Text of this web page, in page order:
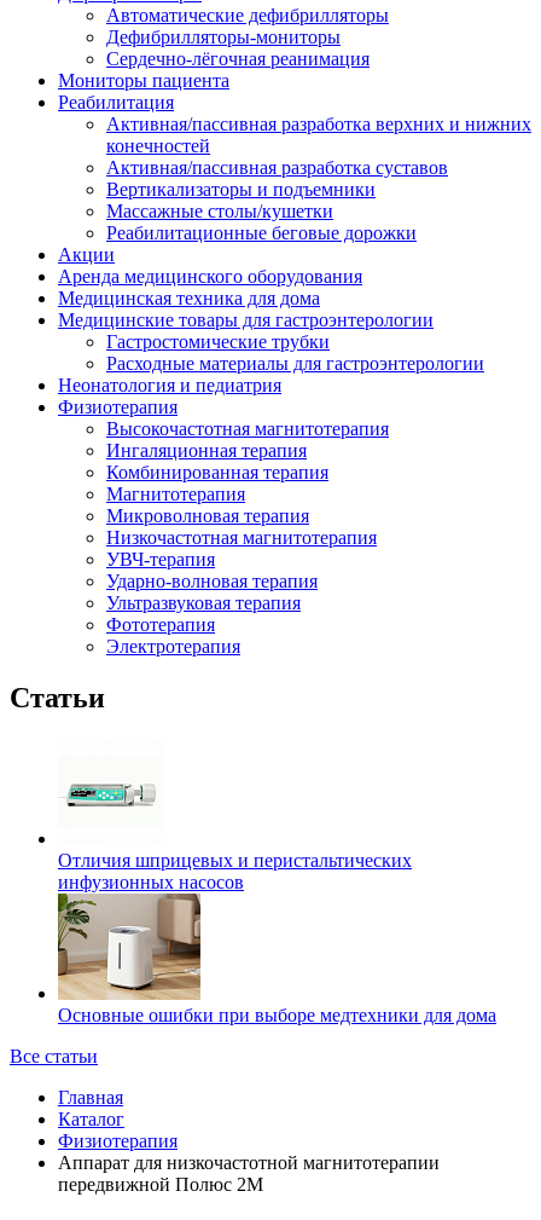
Автоматические дефибрилляторы
Дефибрилляторы-мониторы
Сердечно-лёгочная реанимация
Мониторы пациента
Реабилитация
Активная/пассивная разработка верхних и нижних
конечностей
Активная/пассивная разработка суставов
Вертикализаторы и подъемники
Массажные столы/кушетки
Реабилитационные беговые дорожки
Акции
Аренда медицинского оборудования
Медицинская техника для дома
Медицинские товары для гастроэнтерологии
Гастростомические трубки
Расходные материалы для гастроэнтерологии
Неонатология и педиатрия
Физиотерапия
Высокочастотная магнитотерапия
Ингаляционная терапия
Комбинированная терапия
Магнитотерапия
Микроволновая терапия
Низкочастотная магнитотерапия
УВЧ-терапия
Ударно-волновая терапия
Ультразвуковая терапия
Фототерапия
Электротерапия
Статьи
Отличия шприцевых и перистальтических
инфузионных насосов
Основные ошибки при выборе медтехники для дома
Все статьи
Главная
Каталог
Физиотерапия
Аппарат для низкочастотной магнитотерапии
передвижной Полюс 2М